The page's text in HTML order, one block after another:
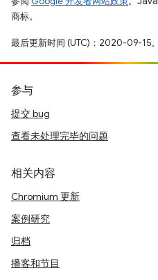
商标。
最后更新时间 (UTC)：2020-09-15。
参与
提交 bug
查看未处理完毕的问题
相关内容
Chromium 更新
案例研究
归档
播客和节目